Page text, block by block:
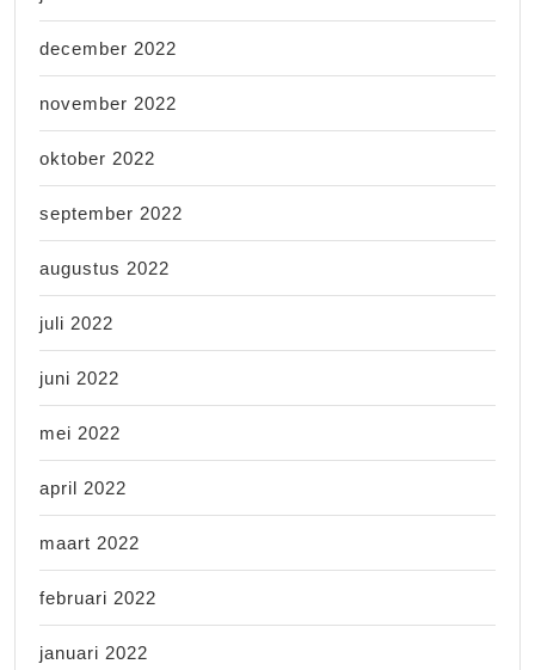
december 2022
november 2022
oktober 2022
september 2022
augustus 2022
juli 2022
juni 2022
mei 2022
april 2022
maart 2022
februari 2022
januari 2022